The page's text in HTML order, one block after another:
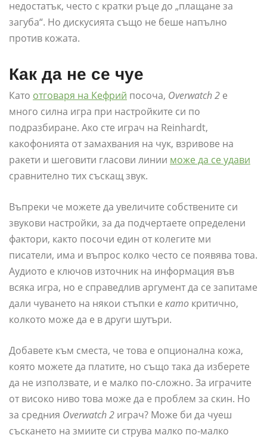
недостатък, често с кратки ръце до „плащане за
загуба“. Но дискусията също не беше напълно
против кожата.
Как да не се чуе
Като отговаря на Кефрий посоча, Overwatch 2 е
много силна игра при настройките си по
подразбиране. Ако сте играч на Reinhardt,
какофонията от замахвания на чук, взривове на
ракети и шеговити гласови линии може да се удави
сравнително тих съскащ звук.
Въпреки че можете да увеличите собствените си
звукови настройки, за да подчертаете определени
фактори, както посочи един от колегите ми
писатели, има и въпрос колко често се появява това.
Аудиото е ключов източник на информация във
всяка игра, но е справедлив аргумент да се запитаме
дали чуването на някои стъпки е като критично,
колкото може да е в други шутъри.
Добавете към сместа, че това е опционална кожа,
която можете да платите, но също така да изберете
да не използвате, и е малко по-сложно. За играчите
от високо ниво това може да е проблем за скин. Но
за средния Overwatch 2 играч? Може би да чуеш
съскането на змиите си струва малко по-малко